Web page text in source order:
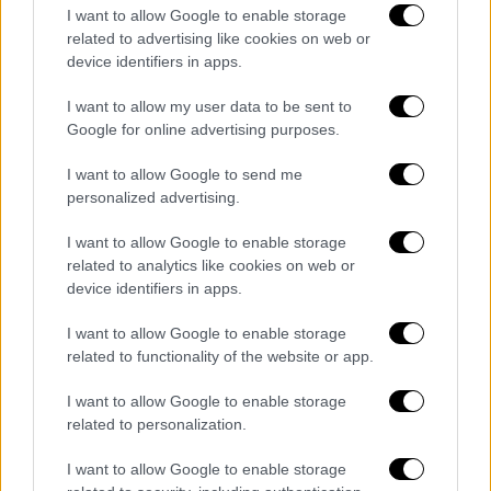
I want to allow Google to enable storage
related to advertising like cookies on web or
device identifiers in apps.
I want to allow my user data to be sent to
Google for online advertising purposes.
I want to allow Google to send me
personalized advertising.
I want to allow Google to enable storage
related to analytics like cookies on web or
device identifiers in apps.
I want to allow Google to enable storage
related to functionality of the website or app.
I want to allow Google to enable storage
related to personalization.
I want to allow Google to enable storage
δοθούν προσκλήσεις -σύμφωνα πάντα με το
αρχικό σχέδιο- είτε σε 3.000 μαθητές, είτε
οι απαραίτητες ζώνες ασφαλείας.
να μην υπάρξουν διανυκτερεύσεις του
κόσμου στην πόλη του Βόλου, ώστε οι
οπαδοί και των δύο ομάδων να φτάσουν στο
γήπεδο με αστυνομική συνοδεία και
ακολούθως να αποχωρήσουν κατά τον ίδιο
τρόπο. Κάτι τέτοιο βεβαίως απαιτεί
συγκεκριμένο σχέδιο από την Αστυνομία,
που θα έχει μια δύσκολη αποστολή καθώς
στο κέντρο της πόλης είναι δύσκολο να
τεθούν περιορισμοί...